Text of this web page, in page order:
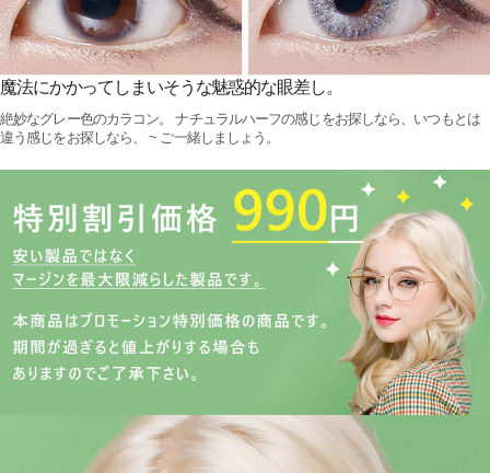
魔法にかかってしまいそうな魅惑的な眼差し。
絶妙なグレー色のカラコン。 ナチュラルハーフの感じをお探しなら、いつもとは
違う感じをお探しなら、 ~ ご一緒しましょう。